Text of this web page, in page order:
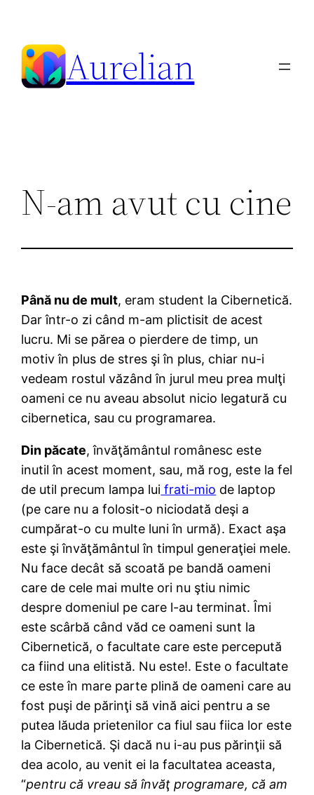
content
Aurelian
N-am avut cu cine
Până nu de mult, eram student la Cibernetică.
Dar într-o zi când m-am plictisit de acest
lucru. Mi se părea o pierdere de timp, un
motiv în plus de stres şi în plus, chiar nu-i
vedeam rostul văzând în jurul meu prea mulţi
oameni ce nu aveau absolut nicio legatură cu
cibernetica, sau cu programarea.
Din păcate, învăţământul românesc este
inutil în acest moment, sau, mă rog, este la fel
de util precum lampa lui frati-mio de laptop
(pe care nu a folosit-o niciodată deşi a
cumpărat-o cu multe luni în urmă). Exact aşa
este şi învăţământul în timpul generaţiei mele.
Nu face decât să scoată pe bandă oameni
care de cele mai multe ori nu ştiu nimic
despre domeniul pe care l-au terminat. Îmi
este scârbă când văd ce oameni sunt la
Cibernetică, o facultate care este percepută
ca fiind una elitistă. Nu este!. Este o facultate
ce este în mare parte plină de oameni care au
fost puşi de părinţi să vină aici pentru a se
putea lăuda prietenilor ca fiul sau fiica lor este
la Cibernetică. Şi dacă nu i-au pus părinţii să
dea acolo, au venit ei la facultatea aceasta,
“pentru că vreau să învăţ programare, că am